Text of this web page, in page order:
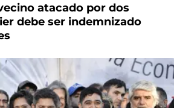
atacado por dos
debe ser indemnizado